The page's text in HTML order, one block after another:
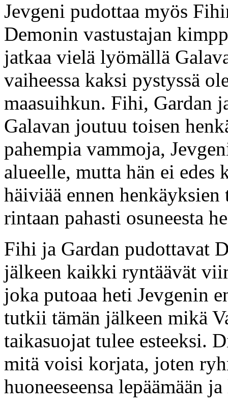
Jevgeni pudottaa myös
Demonin vastustajan
jatkaa vielä lyömällä
vaiheessa kaksi pystyssä
maasuihkun. Fihi, Gardan
Galavan joutuu toisen
pahempia vammoja,
alueelle, mutta hän ei
häiviää ennen henkäyksien
rintaan pahasti osuneesta
Fihi ja Gardan pudottavat
jälkeen kaikki ryntäävät
joka putoaa heti Jevgenin
tutkii tämän jälkeen mikä
taikasuojat tulee esteeksi.
mitä voisi korjata, joten
huoneeseensa lepäämään